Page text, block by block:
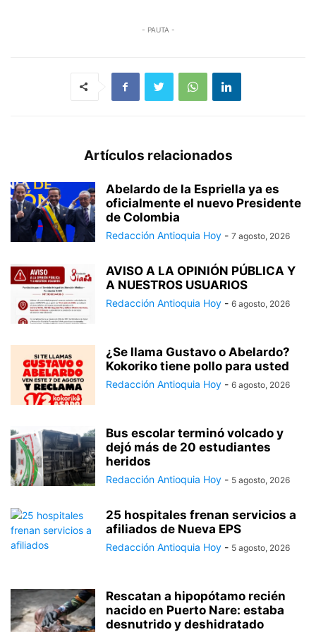
- PAUTA -
Artículos relacionados
Abelardo de la Espriella ya es
oficialmente el nuevo Presidente
de Colombia
Redacción Antioquia Hoy - 7 agosto, 2026
AVISO A LA OPINIÓN PÚBLICA Y
A NUESTROS USUARIOS
Redacción Antioquia Hoy - 6 agosto, 2026
¿Se llama Gustavo o Abelardo?
Kokoriko tiene pollo para usted
Redacción Antioquia Hoy - 6 agosto, 2026
Bus escolar terminó volcado y
dejó más de 20 estudiantes
heridos
Redacción Antioquia Hoy - 5 agosto, 2026
25 hospitales frenan servicios a
afiliados de Nueva EPS
Redacción Antioquia Hoy - 5 agosto, 2026
Rescatan a hipopótamo recién
nacido en Puerto Nare: estaba
desnutrido y deshidratado